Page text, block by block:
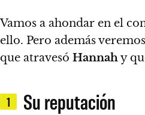
Vamos a ahondar en el
ello. Pero además
que atravesó Hannahy
1 Su reputación